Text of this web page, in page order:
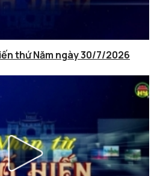
thứ Năm ngày 30/7/2026